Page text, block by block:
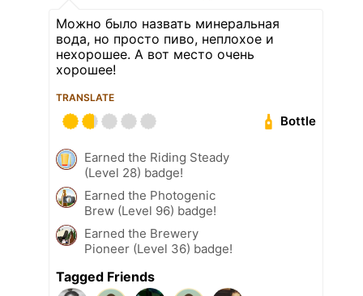
Можно было назвать минеральная
вода, но просто пиво, неплохое и
нехорошее. А вот место очень
хорошее!
TRANSLATE
Bottle
Earned the Riding Steady
(Level 28) badge!
Earned the Photogenic
Brew (Level 96) badge!
Earned the Brewery
Pioneer (Level 36) badge!
Tagged Friends